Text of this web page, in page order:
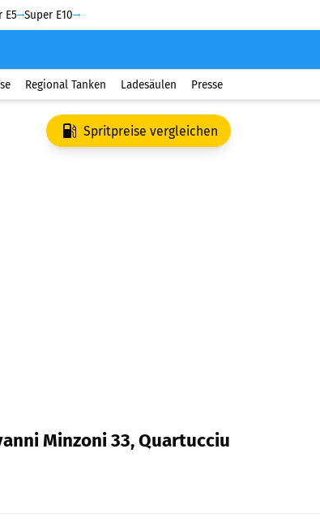
E5 Super E10
Regional Tanken Ladesäulen Presse
Spritpreise vergleichen
Minzoni 33, Quartucciu